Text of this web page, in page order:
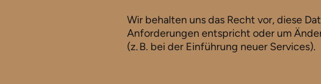
Wir behalten uns das Recht vor, diese
Anforderungen entspricht oder um
(z. B. bei der Einführung neuer Services).